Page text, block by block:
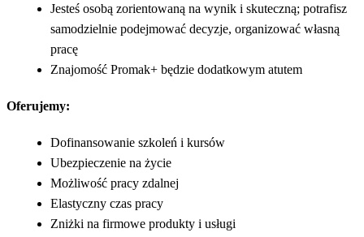
Jesteś osobą zorientowaną na wynik i skuteczną; potrafisz
samodzielnie podejmować decyzje, organizować własną
pracę
Znajomość Promak+ będzie dodatkowym atutem
Oferujemy:
Dofinansowanie szkoleń i kursów
Ubezpieczenie na życie
Możliwość pracy zdalnej
Elastyczny czas pracy
Zniżki na firmowe produkty i usługi